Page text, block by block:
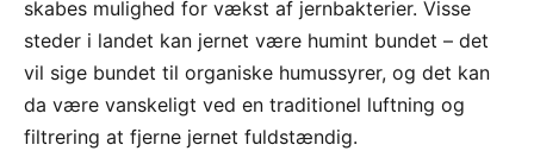
skabes mulighed for vækst af jernbakterier. Visse
steder i landet kan jernet være humint bundet – det
vil sige bundet til organiske humussyrer, og det kan
da være vanskeligt ved en traditionel luftning og
filtrering at fjerne jernet fuldstændig.